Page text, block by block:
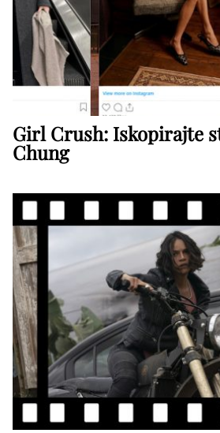
Girl Crush: Iskopirajte
Chung